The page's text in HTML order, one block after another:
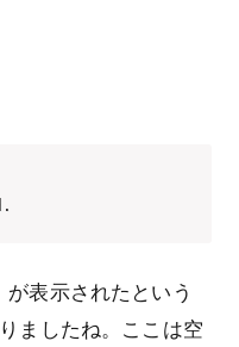
表示されたという
ましたね。ここは空